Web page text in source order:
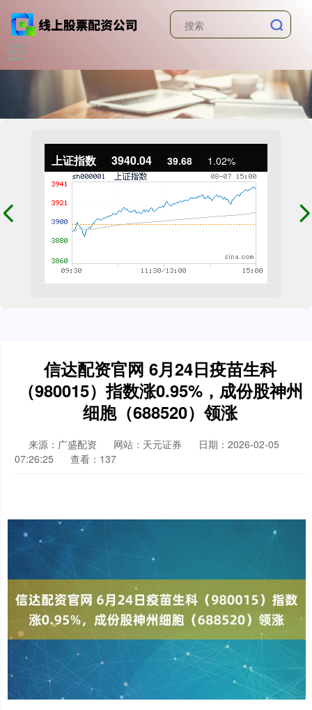
上证指数 3940.04 39.68 1.02%
信达配资官网 6月24日疫苗生科
（980015）指数涨0.95%，成份股神州
细胞（688520）领涨
来源：广盛配资 网站：天元证券
日期：2026-02-05
07:26:25
查看：137